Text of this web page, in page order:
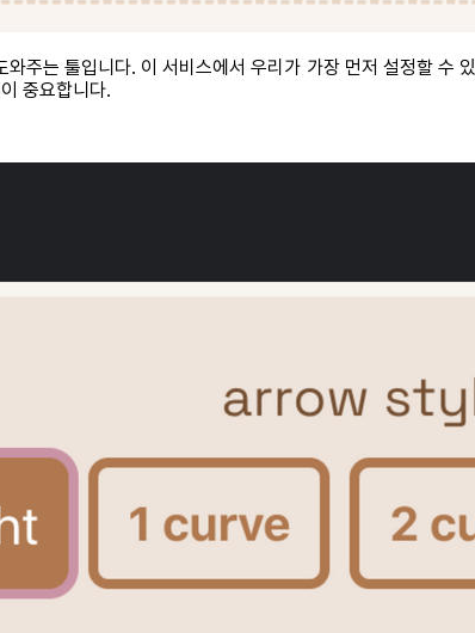
주는 툴입니다. 이 서비스에서 우리가 가장 먼저 설정할
중요합니다.